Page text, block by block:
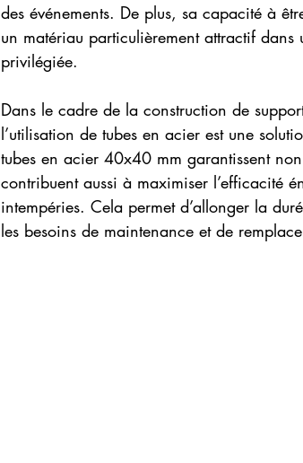
des événements. De plus, sa capacité à
un matériau particulièrement attractif dans
privilégiée.
Dans le cadre de la construction de
l’utilisation de tubes en acier est une
tubes en acier 40x40 mm garantissent
contribuent aussi à maximiser l’efficacité
intempéries. Cela permet d’allonger la
les besoins de maintenance et de